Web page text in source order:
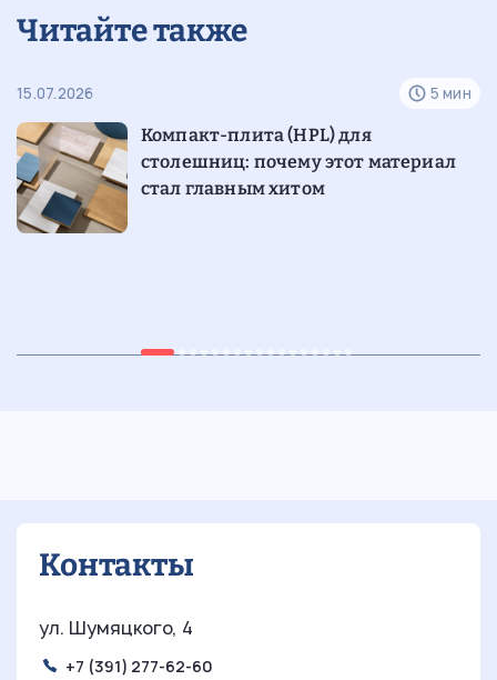
Читайте также
15.07.2026 5 мин
Компакт-плита (HPL) для
столешниц: почему этот материал
стал главным хитом
Контакты
ул. Шумяцкого, 4
+7 (391) 277-62-60